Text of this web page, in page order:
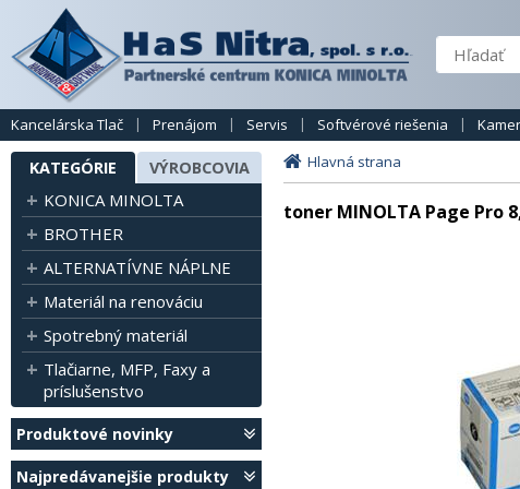
Kancelárska Tlač Prenájom Servis Softvérové riešenia
KATEGÓRIE VÝROBCOVIA
KONICA MINOLTA
BROTHER
ALTERNATÍVNE NÁPLNE
Materiál na renováciu
Spotrebný materiál
Tlačiarne, MFP, Faxy a
príslušenstvo
Produktové novinky
Najpredávanejšie produkty
Hlavná strana
toner MINOLTA Page Pro